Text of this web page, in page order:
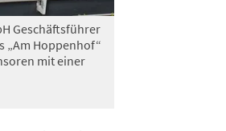
Geschäftsführer
„Am Hoppenhof“
mit einer